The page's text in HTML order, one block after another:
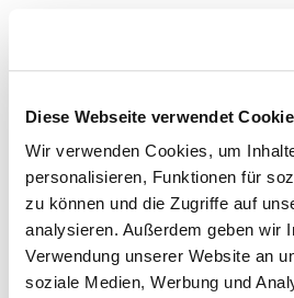
Diese Webseite verwendet
Wir verwenden Cookies, um
personalisieren, Funktionen für
zu können und die Zugriffe auf
analysieren. Außerdem geben wir
Verwendung unserer Website an
soziale Medien, Werbung und